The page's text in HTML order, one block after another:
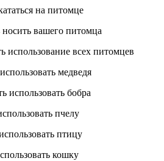
на питомце
вашего питомца
всех питомцев
медведя
бобра
пчелу
птицу
кошку